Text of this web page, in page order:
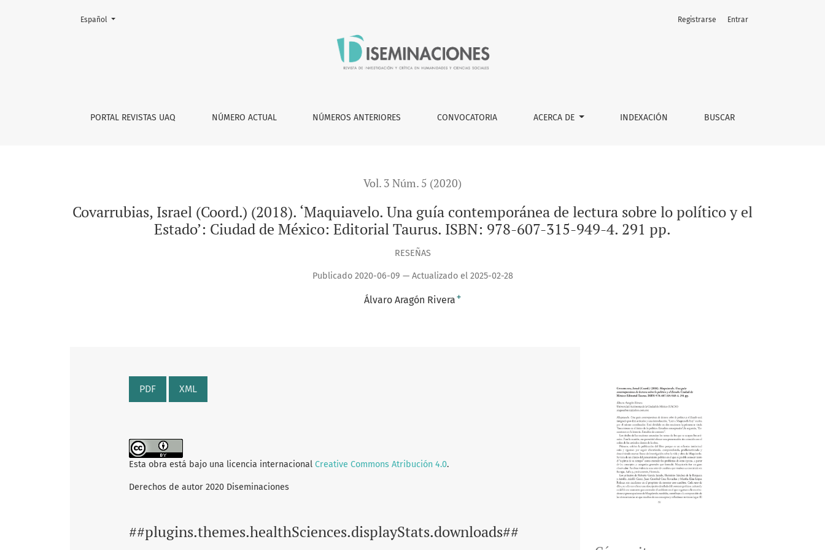
Covarrubias, Israel (Coord.) (2018). ‘Maquiavelo. Una guía contemporánea de lectura sobre lo político y el Estado’: Ciudad de México: Editorial Taurus. ISBN: 978-607-315-
PORTAL REVISTAS UAQ NÚMERO ACTUAL NÚMEROS ANTERIORES CONVOCATORIA ACERCA DE INDEXACIÓN BUSCAR
Registrarse Entrar
Cambiar el idioma. El actual es:
Español
Vol. 3 Núm. 5 (2020)
Covarrubias, Israel (Coord.) (2018). ‘Maquiavelo. Una guía contemporánea de lectura sobre lo político y el
Estado’: Ciudad de México: Editorial Taurus. ISBN: 978-607-315-949-4. 291 pp.
RESEÑAS
Publicado 2020-06-09 — Actualizado el 2025-02-28
Álvaro Aragón Rivera +
PDF XML
Esta obra está bajo una licencia internacional Creative Commons Atribución 4.0.
Derechos de autor 2020 Diseminaciones
##plugins.themes.healthSciences.displayStats.downloads##